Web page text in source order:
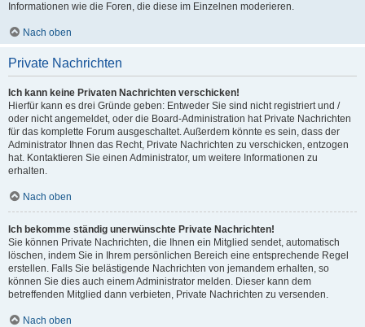
Informationen wie die Foren, die diese im Einzelnen moderieren.
Nach oben
Private Nachrichten
Ich kann keine Privaten Nachrichten verschicken!
Hierfür kann es drei Gründe geben: Entweder Sie sind nicht registriert und /
oder nicht angemeldet, oder die Board-Administration hat Private Nachrichten
für das komplette Forum ausgeschaltet. Außerdem könnte es sein, dass der
Administrator Ihnen das Recht, Private Nachrichten zu verschicken, entzogen
hat. Kontaktieren Sie einen Administrator, um weitere Informationen zu
erhalten.
Nach oben
Ich bekomme ständig unerwünschte Private Nachrichten!
Sie können Private Nachrichten, die Ihnen ein Mitglied sendet, automatisch
löschen, indem Sie in Ihrem persönlichen Bereich eine entsprechende Regel
erstellen. Falls Sie belästigende Nachrichten von jemandem erhalten, so
können Sie dies auch einem Administrator melden. Dieser kann dem
betreffenden Mitglied dann verbieten, Private Nachrichten zu versenden.
Nach oben